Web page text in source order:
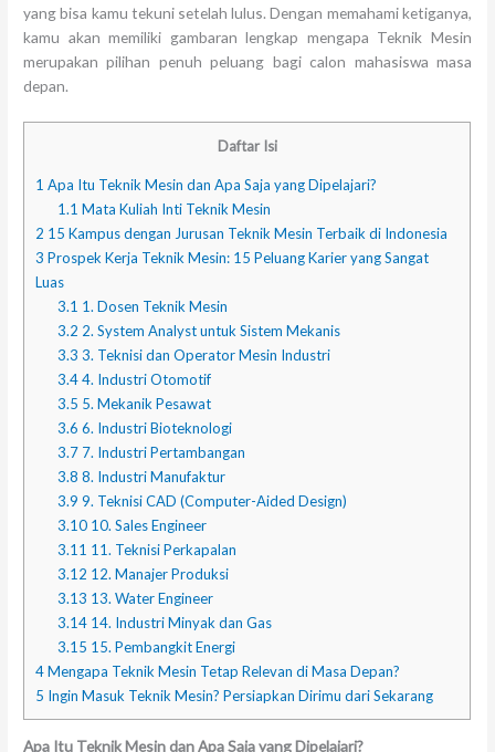
yang bisa kamu tekuni setelah lulus. Dengan memahami ketiganya,
kamu akan memiliki gambaran lengkap mengapa Teknik Mesin
merupakan pilihan penuh peluang bagi calon mahasiswa masa
depan.
Daftar Isi
1 Apa Itu Teknik Mesin dan Apa Saja yang Dipelajari?
1.1 Mata Kuliah Inti Teknik Mesin
2 15 Kampus dengan Jurusan Teknik Mesin Terbaik di Indonesia
3 Prospek Kerja Teknik Mesin: 15 Peluang Karier yang Sangat
Luas
3.1 1. Dosen Teknik Mesin
3.2 2. System Analyst untuk Sistem Mekanis
3.3 3. Teknisi dan Operator Mesin Industri
3.44. Industri Otomotif
3.5 5. Mekanik Pesawat
3.6 6. Industri Bioteknologi
3.77. Industri Pertambangan
3.8 8. Industri Manufaktur
3.9 9. Teknisi CAD (Computer-Aided Design)
3.1010. Sales Engineer
3.11 11. Teknisi Perkapalan
3.12 12. Manajer Produksi
3.13 13. Water Engineer
3.1414. Industri Minyak dan Gas
3.15 15. Pembangkit Energi
4Mengapa Teknik Mesin Tetap Relevan di Masa Depan?
5 Ingin Masuk Teknik Mesin? Persiapkan Dirimu dari Sekarang
Apa Itu Teknik Mesin dan Apa Saja yang Dipelajari?